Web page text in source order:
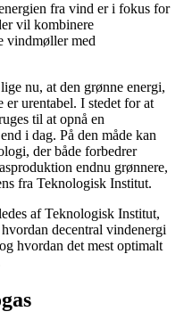
fra vind er i fokus for
vil kombinere
vindmøller med
nu, at den grønne energi,
er urentabel. I stedet for at
til at opnå en
i dag. På den måde kan
der både forbedrer
endnu grønnere,
fra Teknologisk Institut.
af Teknologisk Institut,
decentral vindenergi
hvordan det mest optimalt